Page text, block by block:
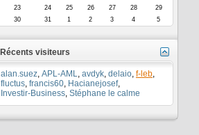
23
24 25 26 27 28
29
30
31 1 2 3 4 5
Récents visiteurs
alan.suez, APL-AML, avdyk, delaio, f-leb,
fluctus, francis60, Hacianejosef,
Investir-Business, Stéphane le calme